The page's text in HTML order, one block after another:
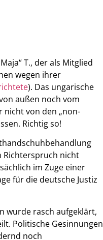
T., der als Mitglied
wegen ihrer
). Das ungarische
außen noch vom
von den „non-
Richtig so!
Richterspruch nicht
im Zuge einer
für die deutsche Justiz
wurde rasch aufgeklärt,
Politische Gesinnungen
noch